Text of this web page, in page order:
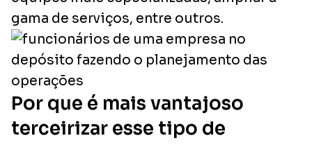
gama de serviços, entre outros.
Por que é mais vantajoso
terceirizar esse tipo de